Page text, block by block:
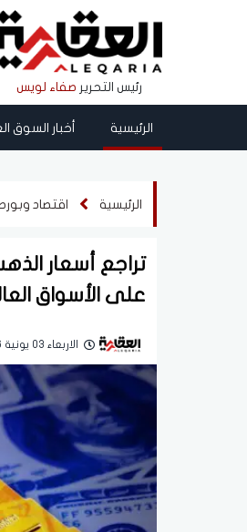
رئيس التحرير صفاء لويس
الرئيسية أخبار السوق
الرئيسية اقتصاد
تراجع أسعار
على الأسواق
الاربعاء 03 يونية 2026 | 08:32 صباحاً